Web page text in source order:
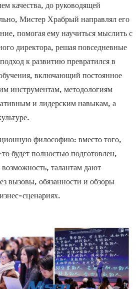
качества, до руководящей
Мистер Храбрый направлял его
помогая ему научиться мыслить с
директора, решая повседневные
к развитию превратился в
включающий постоянное
инструментам, методологиям
и лидерским навыкам, а
философию: вместо того,
будет полностью подготовлен,
талантам дают
вызовы, обязанности и обзоры
сценариях.